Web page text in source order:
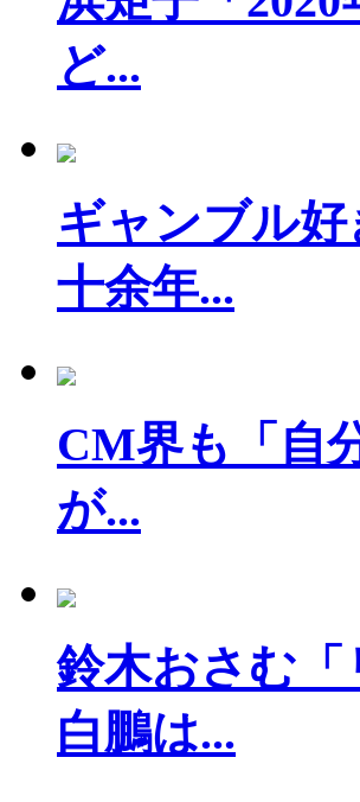
ど...
ギャンブル
十余年...
CM界も「自
が...
鈴木おさむ
白鵬は...